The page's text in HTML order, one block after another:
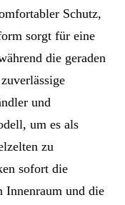
Schutz,
sorgt für eine
die geraden
und
um es als
zu
sofort die
Innenraum und die